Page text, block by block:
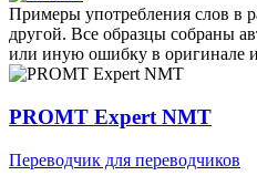
Примеры употребления слов в
другой. Все образцы собраны
или иную ошибку в оригинале
PROMT Expert NMT
Переводчик для переводчиков